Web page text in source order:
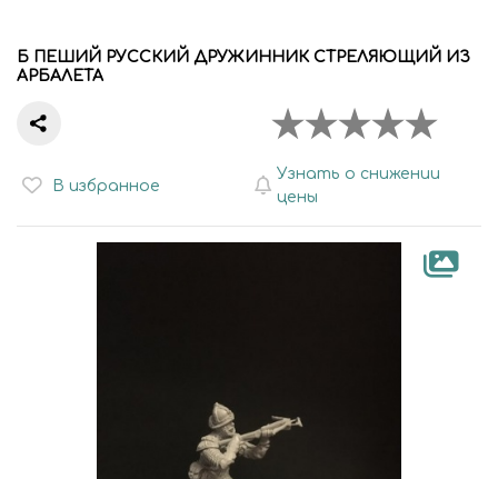
Б ПЕШИЙ РУССКИЙ ДРУЖИННИК СТРЕЛЯЮЩИЙ ИЗ
АРБАЛЕТА
В избранное
Узнать о снижении
цены